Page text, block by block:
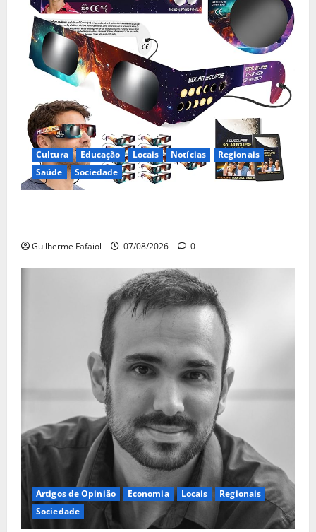
Cultura Educação Locais Notícias
Regionais
Saúde
Sociedade
Guilherme Fafaiol 07/08/2026 0
Artigos de Opinião Economia Locais
Regionais
Sociedade